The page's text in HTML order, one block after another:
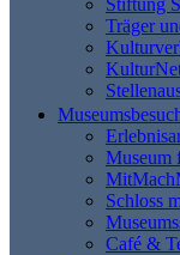
Träger
Museum
Schloss
Café &